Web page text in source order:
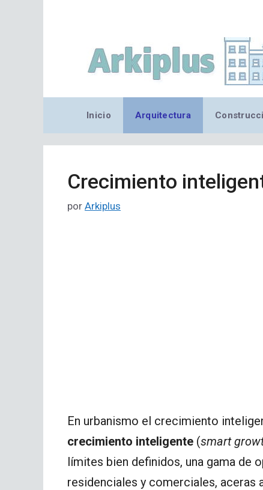
Inicio Arquitectura
Crecimiento
por Arkiplus
En urbanismo el crecimiento
crecimiento inteligente (smart
límites bien definidos, una gama de
residenciales y comerciales,